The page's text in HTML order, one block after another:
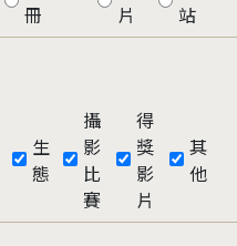
冊
片
站
生
態
攝
影
比
賽
得
獎
影
片
其
他